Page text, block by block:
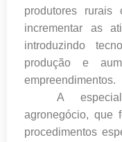
produtores
incrementar as
introduzindo
produção e
empreendimentos.
A
agronegócio, que
procedimentos